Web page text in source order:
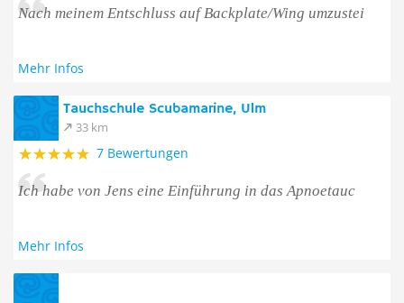
Nach meinem Entschluss auf Backplate/Wing umzustei
Mehr Infos
Tauchschule Scubamarine, Ulm
33 km
7 Bewertungen
Ich habe von Jens eine Einführung in das Apnoetauc
Mehr Infos